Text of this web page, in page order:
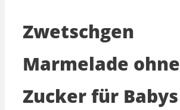
Zwetschgen
Marmelade ohne
Zucker für Babys